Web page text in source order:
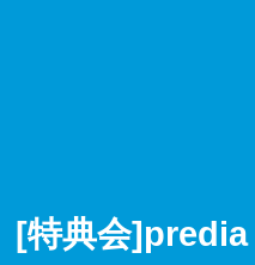
[特典会]predia